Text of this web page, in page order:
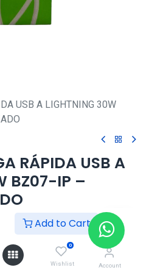
Add to Cart
0
Wishlist Account
USB A LIGHTNING 30W
RÁPIDA USB A
BZ07-IP –